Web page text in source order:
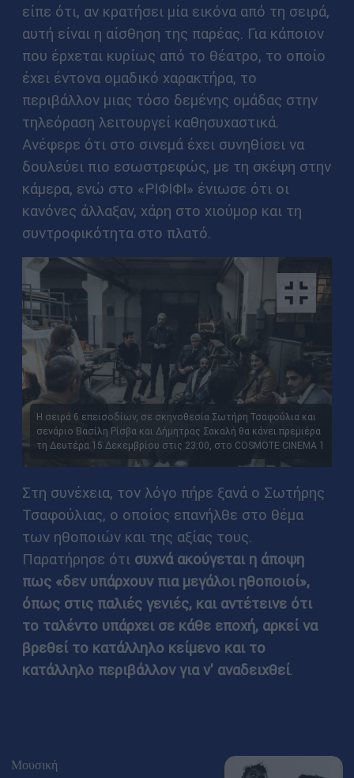
είπε ότι, αν κρατήσει μία εικόνα από τη σειρά,
αυτή είναι η αίσθηση της παρέας. Για κάποιον
που έρχεται κυρίως από το θέατρο, το οποίο
έχει έντονα ομαδικό χαρακτήρα, το
περιβάλλον μιας τόσο δεμένης ομάδας στην
τηλεόραση λειτουργεί καθησυχαστικά.
Ανέφερε ότι στο σινεμά έχει συνηθίσει να
δουλεύει πιο εσωστρεφώς, με τη σκέψη στην
κάμερα, ενώ στο «ΡΙΦΙΦΙ» ένιωσε ότι οι
κανόνες άλλαξαν, χάρη στο χιούμορ και τη
συντροφικότητα στο πλατό.
Η σειρά 6 επεισοδίων, σε σκηνοθεσία Σωτήρη Τσαφούλια και
σενάριο Βασίλη Ρίσβα και Δήμητρας Σακαλή θα κάνει πρεμιέρα
τη Δευτέρα 15 Δεκεμβρίου στις 23:00, στο COSMOTE CINEMA 1
Στη συνέχεια, τον λόγο πήρε ξανά ο Σωτήρης
Τσαφούλιας, ο οποίος επανήλθε στο θέμα
των ηθοποιών και της αξίας τους.
Παρατήρησε ότι συχνά ακούγεται η άποψη
πως «δεν υπάρχουν πια μεγάλοι ηθοποιοί»,
όπως στις παλιές γενιές, και αντέτεινε ότι
το ταλέντο υπάρχει σε κάθε εποχή, αρκεί να
βρεθεί το κατάλληλο κείμενο και το
κατάλληλο περιβάλλον για ν' αναδειχθεί.
Μουσική